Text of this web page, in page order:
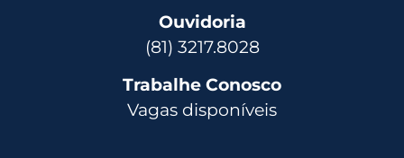
Ouvidoria
(81) 3217.8028
Trabalhe Conosco
Vagas disponíveis